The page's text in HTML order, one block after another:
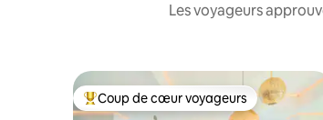
Les voyageurs
Coups de cœur voyageurs les plus
Coup de cœur voyageurs